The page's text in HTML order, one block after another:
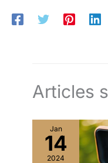
Articles
Jan
14
2024